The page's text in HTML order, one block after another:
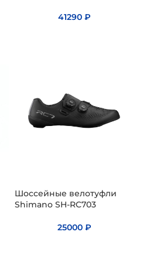
41290 ₽
Шоссейные велотуфли
Shimano SH-RC703
25000 ₽